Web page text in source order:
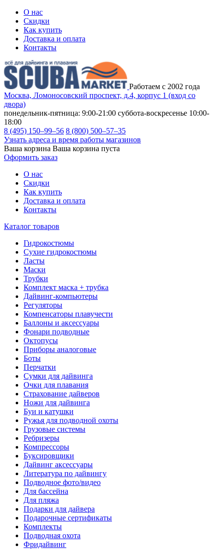
О нас
Скидки
Как купить
Доставка и оплата
Контакты
Работаем с 2002 года
Москва, Ломоносовский проспект, д.4, корпус 1 (вход со
двора)
понедельник-пятница: 9:00-21:00 суббота-воскресенье 10:00-
18:00
8 (495) 150–99–56 8 (800) 500–57–35
Узнать адреса и время работы магазинов
Ваша корзина Ваша корзина пуста
Оформить заказ
О нас
Скидки
Как купить
Доставка и оплата
Контакты
Каталог товаров
Гидрокостюмы
Сухие гидрокостюмы
Ласты
Маски
Трубки
Комплект маска + трубка
Дайвинг-компьютеры
Регуляторы
Компенсаторы плавучести
Баллоны и аксессуары
Фонари подводные
Октопусы
Приборы аналоговые
Боты
Перчатки
Сумки для дайвинга
Очки для плавания
Страхование дайверов
Ножи для дайвинга
Буи и катушки
Ружья для подводной охоты
Грузовые системы
Ребризеры
Компрессоры
Буксировщики
Дайвинг аксессуары
Литература по дайвингу
Подводное фото/видео
Для бассейна
Для пляжа
Подарки для дайвера
Подарочные сертификаты
Комплекты
Подводная охота
Фридайвинг